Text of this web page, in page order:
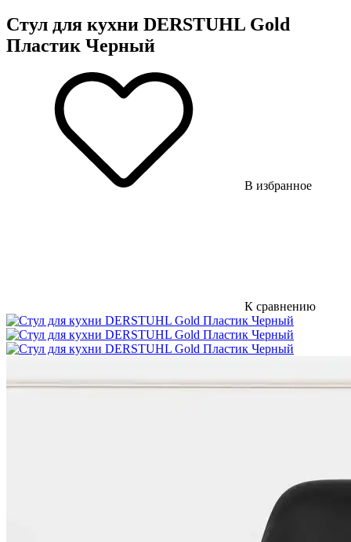
Стул для кухни DERSTUHL Gold
Пластик Черный
В избранное
К сравнению